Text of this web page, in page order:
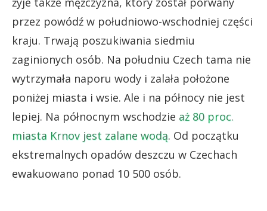
przez powódź w południowo-wschodniej części
kraju. Trwają poszukiwania siedmiu
zaginionych osób. Na południu Czech tama nie
wytrzymała naporu wody i zalała położone
poniżej miasta i wsie. Ale i na północy nie jest
lepiej. Na północnym wschodzie aż 80 proc.
miasta Krnov jest zalane wodą. Od początku
ekstremalnych opadów deszczu w Czechach
ewakuowano ponad 10 500 osób.